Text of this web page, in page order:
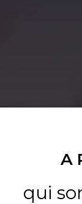
A
qui